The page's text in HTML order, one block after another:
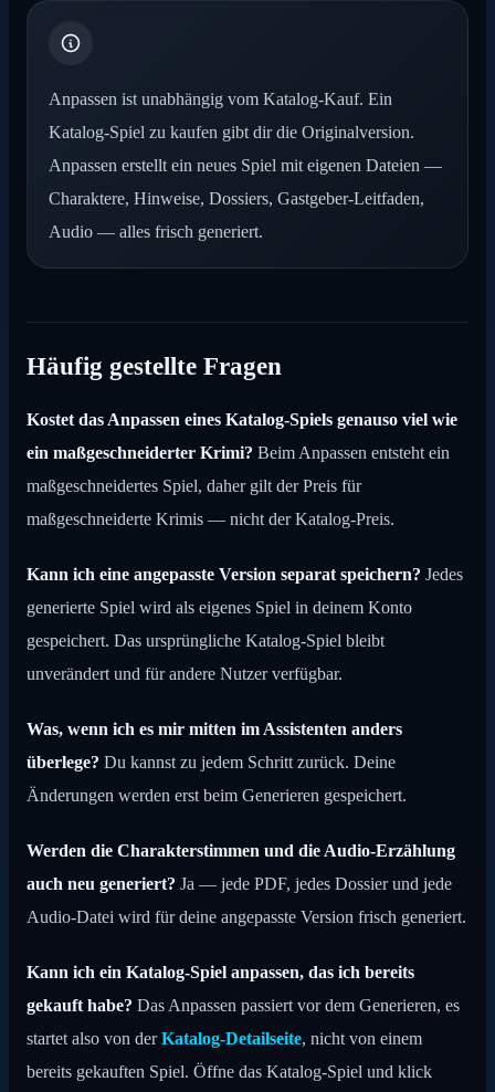
Anpassen ist unabhängig vom Katalog-Kauf. Ein
Katalog-Spiel zu kaufen gibt dir die Originalversion.
Anpassen erstellt ein neues Spiel mit eigenen Dateien —
Charaktere, Hinweise, Dossiers, Gastgeber-Leitfaden,
Audio — alles frisch generiert.
Häufig gestellte Fragen
Kostet das Anpassen eines Katalog-Spiels genauso viel wie
ein maßgeschneiderter Krimi? Beim Anpassen entsteht ein
maßgeschneidertes Spiel, daher gilt der Preis für
maßgeschneiderte Krimis — nicht der Katalog-Preis.
Kann ich eine angepasste Version separat speichern? Jedes
generierte Spiel wird als eigenes Spiel in deinem Konto
gespeichert. Das ursprüngliche Katalog-Spiel bleibt
unverändert und für andere Nutzer verfügbar.
Was, wenn ich es mir mitten im Assistenten anders
überlege? Du kannst zu jedem Schritt zurück. Deine
Änderungen werden erst beim Generieren gespeichert.
Werden die Charakterstimmen und die Audio-Erzählung
auch neu generiert? Ja — jede PDF, jedes Dossier und jede
Audio-Datei wird für deine angepasste Version frisch generiert.
Kann ich ein Katalog-Spiel anpassen, das ich bereits
gekauft habe? Das Anpassen passiert vor dem Generieren, es
startet also von derKatalog-Detailseite, nicht von einem
bereits gekauften Spiel. Öffne das Katalog-Spiel und klick